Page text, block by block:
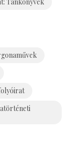
Tankönyvek